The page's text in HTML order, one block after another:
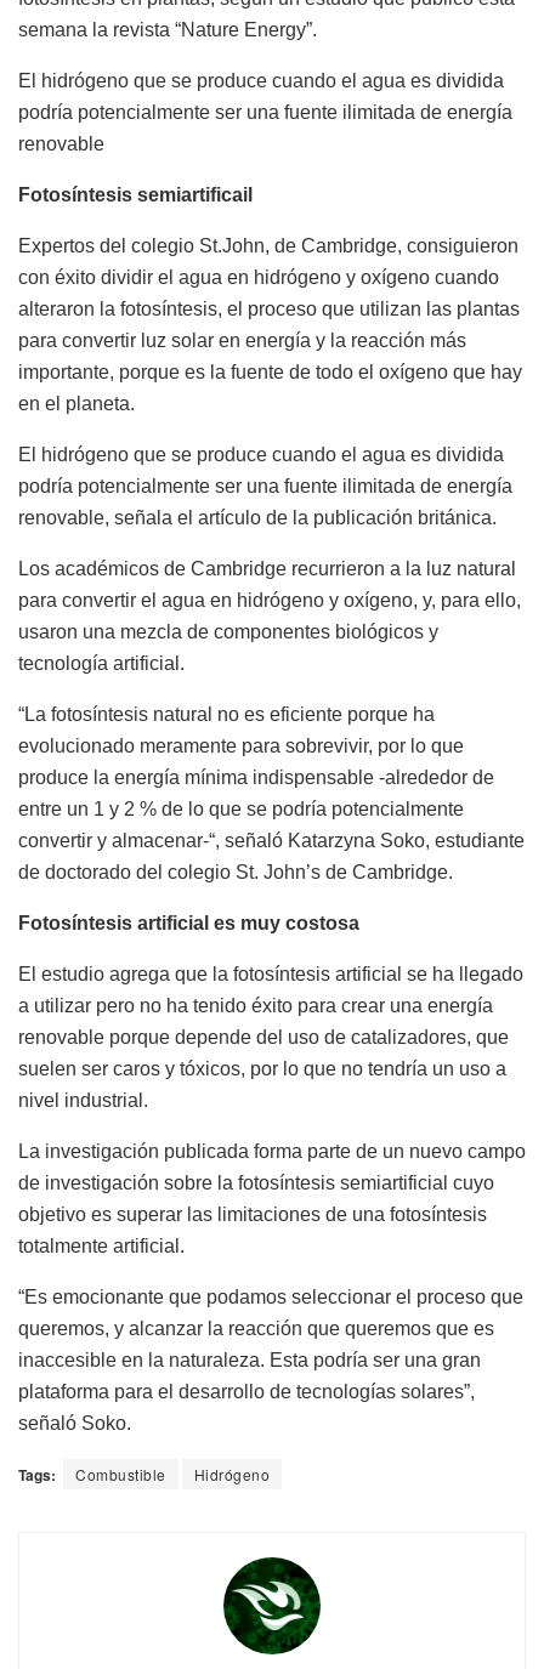
semana la revista “Nature Energy”.
El hidrógeno que se produce cuando el agua es dividida
podría potencialmente ser una fuente ilimitada de energía
renovable
Fotosíntesis semiartificail
Expertos del colegio St.John, de Cambridge, consiguieron
con éxito dividir el agua en hidrógeno y oxígeno cuando
alteraron la fotosíntesis, el proceso que utilizan las plantas
para convertir luz solar en energía y la reacción más
importante, porque es la fuente de todo el oxígeno que hay
en el planeta.
El hidrógeno que se produce cuando el agua es dividida
podría potencialmente ser una fuente ilimitada de energía
renovable, señala el artículo de la publicación británica.
Los académicos de Cambridge recurrieron a la luz natural
para convertir el agua en hidrógeno y oxígeno, y, para ello,
usaron una mezcla de componentes biológicos y
tecnología artificial.
“La fotosíntesis natural no es eficiente porque ha
evolucionado meramente para sobrevivir, por lo que
produce la energía mínima indispensable -alrededor de
entre un 1 y 2 % de lo que se podría potencialmente
convertir y almacenar-“, señaló Katarzyna Soko, estudiante
de doctorado del colegio St. John’s de Cambridge.
Fotosíntesis artificial es muy costosa
El estudio agrega que la fotosíntesis artificial se ha llegado
a utilizar pero no ha tenido éxito para crear una energía
renovable porque depende del uso de catalizadores, que
suelen ser caros y tóxicos, por lo que no tendría un uso a
nivel industrial.
La investigación publicada forma parte de un nuevo campo
de investigación sobre la fotosíntesis semiartificial cuyo
objetivo es superar las limitaciones de una fotosíntesis
totalmente artificial.
“Es emocionante que podamos seleccionar el proceso que
queremos, y alcanzar la reacción que queremos que es
inaccesible en la naturaleza. Esta podría ser una gran
plataforma para el desarrollo de tecnologías solares”,
señaló Soko.
Tags: Combustible Hidrógeno